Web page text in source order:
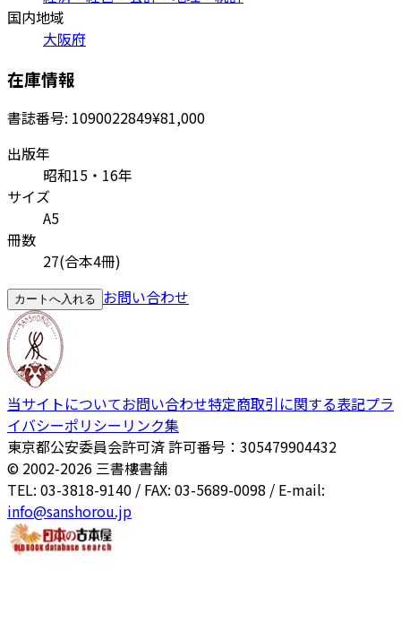
国内地域
大阪府
在庫情報
書誌番号: 1090022849¥81,000
出版年
昭和15・16年
サイズ
A5
冊数
27(合本4冊)
カートへ入れる お問い合わせ
当サイトについてお問い合わせ特定商取引に関する表記プラ
イバシーポリシー リンク集
東京都公安委員会許可済 許可番号：305479904432
© 2002-2026 三書樓書舗
TEL: 03-3818-9140 / FAX: 03-5689-0098 / E-mail:
info@sanshorou.jp